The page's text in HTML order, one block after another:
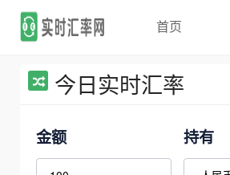
首页
今日实时汇率
金额 持有